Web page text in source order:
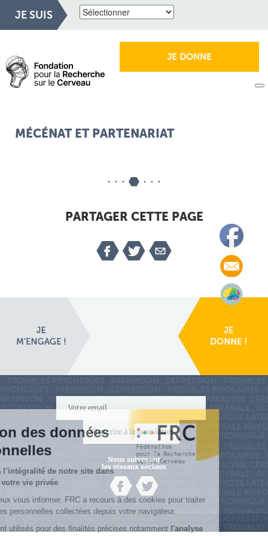
JE SUIS
JE DONNE
MÉCÉNAT ET PARTENARIAT
PARTAGER CETTE PAGE
S'inscrire à la newsletter
Nous suivre sur
les réseaux sociaux